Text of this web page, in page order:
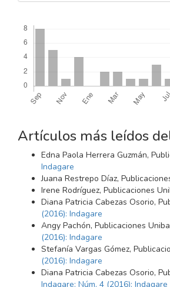
Artículos más leídos
Edna Paola Herrera Guzmán,
Indagare
Juana Restrepo Díaz,
Irene Rodríguez, Publicaciones
Diana Patricia Cabezas Osorio,
(2016): Indagare
Angy Pachón, Publicaciones
(2016): Indagare
Stefanía Vargas Gómez,
(2016): Indagare
Diana Patricia Cabezas Osorio,
Indagare: Núm. 4 (2016): Indagare